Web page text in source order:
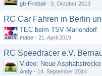
gb-Fireball - 3. Oktober 2013
RC Car Fahren in Berlin
TEC beim TSV Mariendorf
mabe - 21. April 2019
RC Speedracer e.V.
Video: Neue
Andy - 14. September 2014